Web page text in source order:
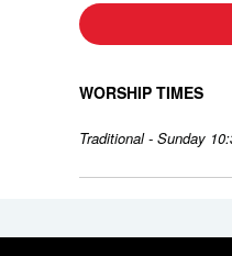
WORSHIP TIMES
Traditional - Sunday